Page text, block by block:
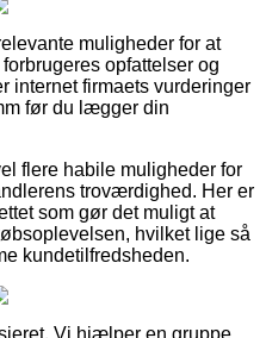
muligheder for at
opfattelser og
internet firmaets vurderinger
før du lægger din
flere habile muligheder for
troværdighed. Her er
som gør det muligt at
hvilket lige så
kundetilfredsheden.
Vi hjælper en gruppe